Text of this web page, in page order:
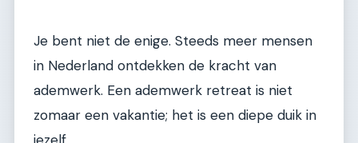
Je bent niet de enige. Steeds meer mensen
in Nederland ontdekken de kracht van
ademwerk. Een ademwerk retreat is niet
zomaar een vakantie; het is een diepe duik in